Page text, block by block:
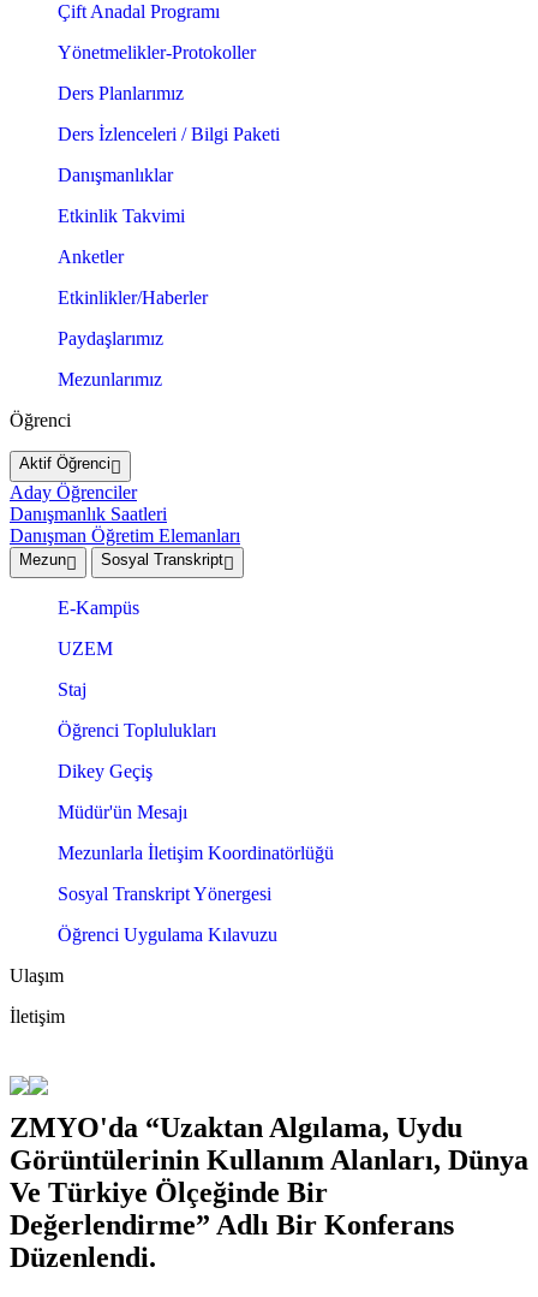
Çift Anadal Programı
Yönetmelikler-Protokoller
Ders Planlarımız
Ders İzlenceleri / Bilgi Paketi
Danışmanlıklar
Etkinlik Takvimi
Anketler
Etkinlikler/Haberler
Paydaşlarımız
Mezunlarımız
Öğrenci
Aktif Öğrenci
Aday Öğrenciler
Danışmanlık Saatleri
Danışman Öğretim Elemanları
Mezun Sosyal Transkript
E-Kampüs
UZEM
Staj
Öğrenci Toplulukları
Dikey Geçiş
Müdür'ün Mesajı
Mezunlarla İletişim Koordinatörlüğü
Sosyal Transkript Yönergesi
Öğrenci Uygulama Kılavuzu
Ulaşım
İletişim
ZMYO'da “Uzaktan Algılama, Uydu
Görüntülerinin Kullanım Alanları, Dünya
Ve Türkiye Ölçeğinde Bir
Değerlendirme” Adlı Bir Konferans
Düzenlendi.